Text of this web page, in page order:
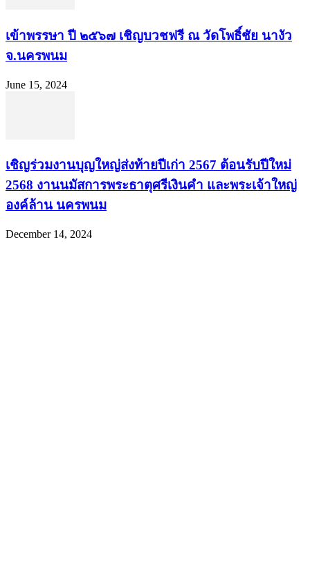
เข้าพรรษา ปี ๒๕๖๗ เชิญบวชฟรี ณ วัดโพธิ์ชัย นางัว
จ.นครพนม
June 15, 2024
เชิญร่วมงานบุญใหญ่ส่งท้ายปีเก่า 2567 ต้อนรับปีใหม่
2568 งานนมัสการพระธาตุศรีเงินคำ และพระเจ้าใหญ่
องค์ล้าน นครพนม
December 14, 2024